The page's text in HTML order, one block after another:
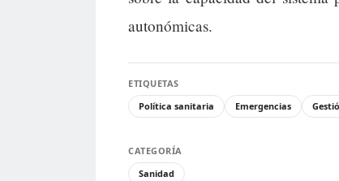
autonómicas.
ETIQUETAS
Política sanitaria
Emergencias
CATEGORÍA
Sanidad